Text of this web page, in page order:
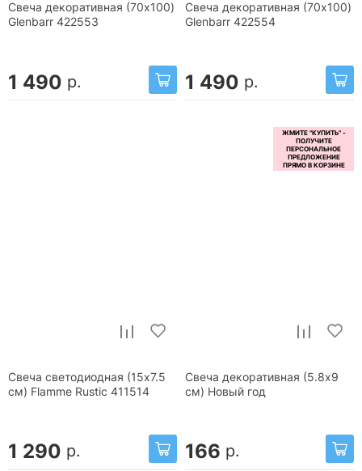
Свеча декоративная (70x100)
Glenbarr 422553
1 490 р.
Свеча декоративная (70x100)
Glenbarr 422554
1 490 р.
Свеча светодиодная (15х7.5
см) Flamme Rustic 411514
1 290 р.
Свеча декоративная (5.8x9
см) Новый год
166 р.